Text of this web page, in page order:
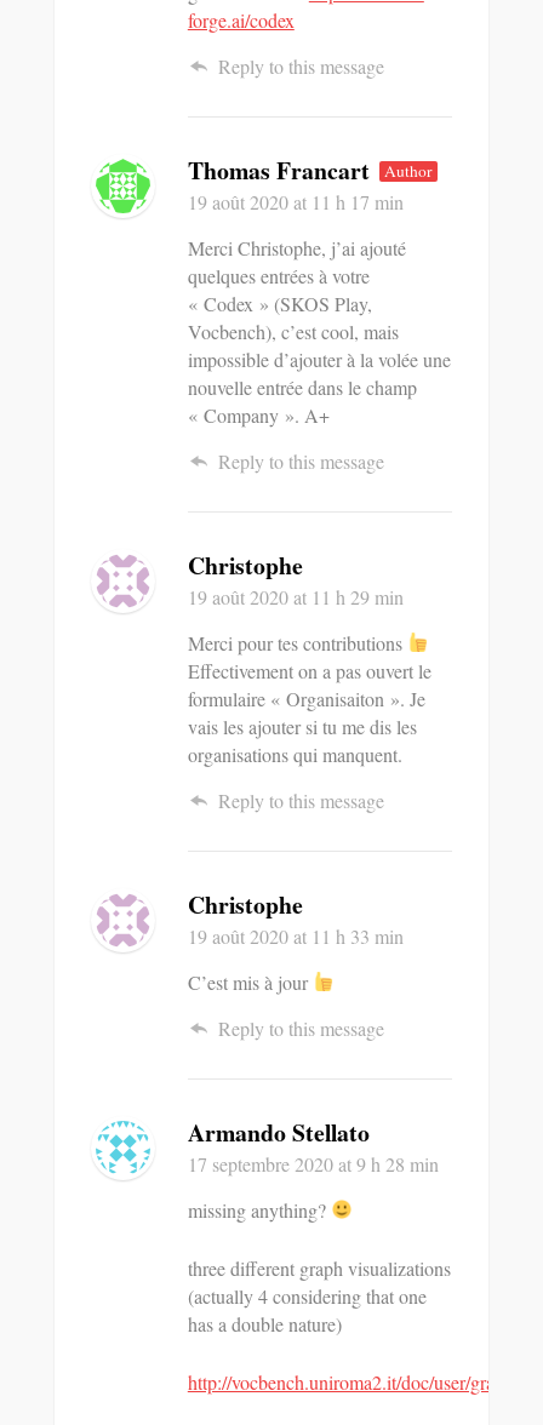
forge.ai/codex
Reply to this message
Thomas Francart Author
19 août 2020at 11 h 17 min
Merci Christophe, j’ai ajouté
quelques entrées à votre
« Codex » (SKOS Play,
Vocbench), c’est cool, mais
impossible d’ajouter à la volée une
nouvelle entrée dans le champ
« Company ». A+
Reply to this message
Christophe
19 août 2020at 11 h 29 min
Merci pour tes contributions
Effectivement on a pas ouvert le
formulaire « Organisaiton ». Je
vais les ajouter si tu me dis les
organisations qui manquent.
Reply to this message
Christophe
19 août 2020at 11 h 33 min
C’est mis à jour
Reply to this message
Armando Stellato
17 septembre 2020at 9 h 28 min
missing anything?
three different graph visualizations
(actually 4 considering that one
has a double nature)
http://vocbench.uniroma2.it/doc/user/graphs.jsf